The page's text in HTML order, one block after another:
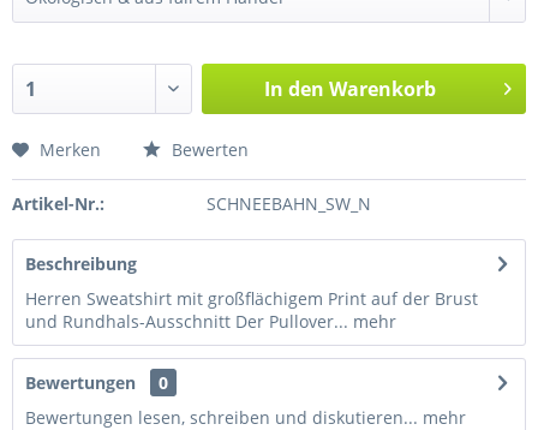
In den Warenkorb
Merken Bewerten
Artikel-Nr.: SCHNEEBAHN_SW_N
Beschreibung
Herren Sweatshirt mit großflächigem Print auf der Brust
und Rundhals-Ausschnitt Der Pullover... mehr
Bewertungen
0
Bewertungen lesen, schreiben und diskutieren... mehr